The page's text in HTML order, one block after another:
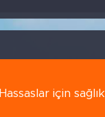
Hassaslar için